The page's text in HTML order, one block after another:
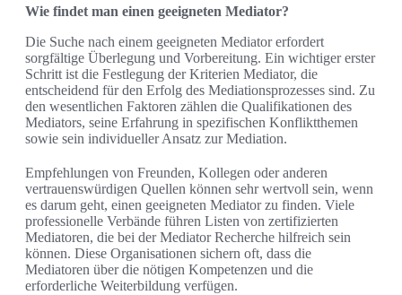
Wie findet man einen geeigneten Mediator?
Die Suche nach einem geeigneten Mediator erfordert
sorgfältige Überlegung und Vorbereitung. Ein wichtiger erster
Schritt ist die Festlegung der Kriterien Mediator, die
entscheidend für den Erfolg des Mediationsprozesses sind. Zu
den wesentlichen Faktoren zählen die Qualifikationen des
Mediators, seine Erfahrung in spezifischen Konfliktthemen
sowie sein individueller Ansatz zur Mediation.
Empfehlungen von Freunden, Kollegen oder anderen
vertrauenswürdigen Quellen können sehr wertvoll sein, wenn
es darum geht, einen geeigneten Mediator zu finden. Viele
professionelle Verbände führen Listen von zertifizierten
Mediatoren, die bei der Mediator Recherche hilfreich sein
können. Diese Organisationen sichern oft, dass die
Mediatoren über die nötigen Kompetenzen und die
erforderliche Weiterbildung verfügen.